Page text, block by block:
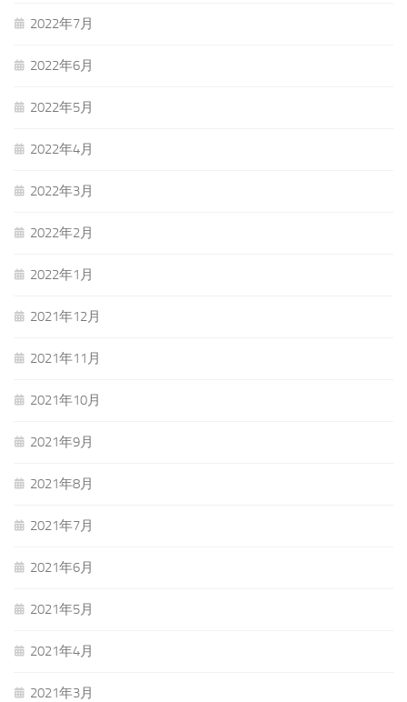
2022年7月
2022年6月
2022年5月
2022年4月
2022年3月
2022年2月
2022年1月
2021年12月
2021年11月
2021年10月
2021年9月
2021年8月
2021年7月
2021年6月
2021年5月
2021年4月
2021年3月